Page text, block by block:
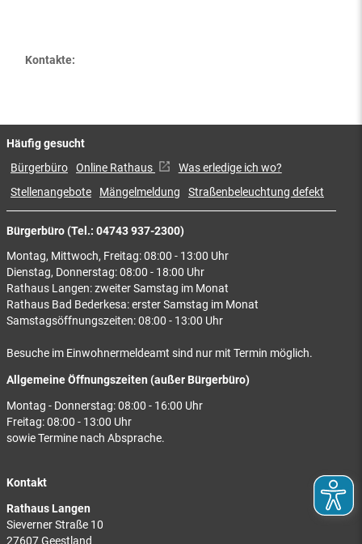
Kontakte:
Bürgerbüro (Tel.: 04743 937-2300)
Montag, Mittwoch, Freitag: 08:00 - 13:00 Uhr
Dienstag, Donnerstag: 08:00 - 18:00 Uhr
Rathaus Langen: zweiter Samstag im Monat
Rathaus Bad Bederkesa: erster Samstag im Monat
Samstagsöffnungszeiten: 08:00 - 13:00 Uhr
Besuche im Einwohnermeldeamt sind nur mit Termin möglich.
Allgemeine Öffnungszeiten (außer Bürgerbüro)
Montag - Donnerstag: 08:00 - 16:00 Uhr
Freitag: 08:00 - 13:00 Uhr
sowie Termine nach Absprache.
Kontakt
Rathaus Langen
Sieverner Straße 10
27607 Geestland
Häufig gesucht
Bürgerbüro Online Rathaus
Was erledige ich wo?
Stellenangebote
Mängelmeldung Straßenbeleuchtung defekt